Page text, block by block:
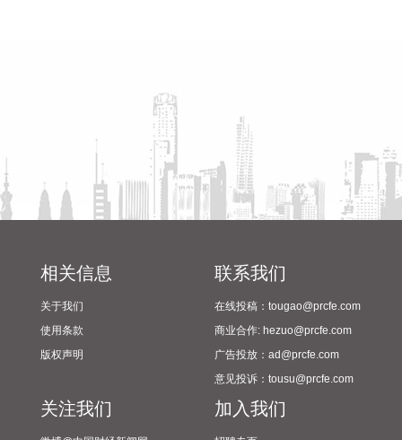
股份 【中标合同】 甘肃能化：全资子公司合计中标8891.64万
元工程施工项目 金智科技：公司及子公司中标两项目 金额合
计7359.28万元 【重大投资】 绿发电力：拟投资约24.75亿元
建设天津46万千瓦风电项目 超颖电子：拟20.86亿元投建高多
层及HDI印制电路板P3项目 东睦股份：拟实施“广东东睦华晶
技术基地建设项目” 【其他】 湖北宜化：硫磺渣综合利用年产8
佰维存储：控股子公司拟增资扩股引入投资者 特锐德：取得金
东获得增持资金贷款支持 海峡股份：收到政府补助资金1.03亿
元 兴欣新材：取得金融机构不超9000万元回购股票专项融资
支持 泰凌微：终止发行股份及支付现金购买资产并撤回申请文
件 *ST实达：因2023年半年报涉嫌信披违法违规被中国证监会
立案 *ST航图：涉嫌信息披露违法违规 公司及实控人被中国证
监会立案 复星医药：盐酸左沙丁胺醇雾化吸入溶液获注册批准
相关信息
关于我们
使用条款
版权声明
联系我们
在线投稿：tougao@prcfe.com
商业合作: hezuo@prcfe.com
广告投放：ad@prcfe.com
意见投诉：tousu@prcfe.com
关注我们 加入我们